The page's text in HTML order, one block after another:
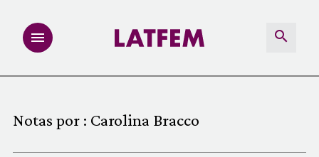
INVESTIGACIONES
Notas por : Carolina Bracco